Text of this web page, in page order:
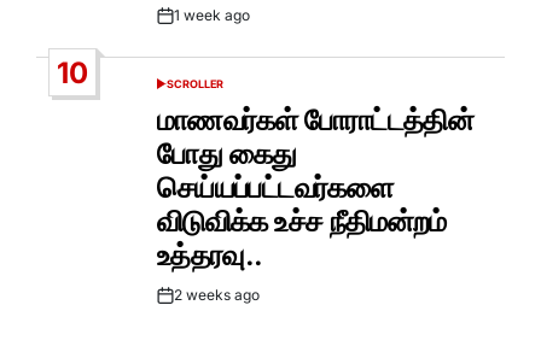
Post1 week ago
10
POSTED
SCROLLER
மாணவர்கள் போராட்டத்தின்
போது கைது
செய்யப்பட்டவர்களை
விடுவிக்க உச்ச நீதிமன்றம்
உத்தரவு..
Post2 weeks ago